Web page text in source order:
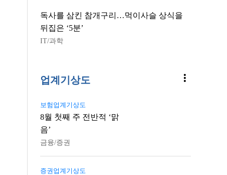
독사를 삼킨 참개구리…먹이사슬 상식을
뒤집은 ‘5분’
IT/과학
업계기상도 more_vert
보험업계기상도
8월 첫째 주 전반적 ‘맑
음’
금융/증권
증권업계기상도